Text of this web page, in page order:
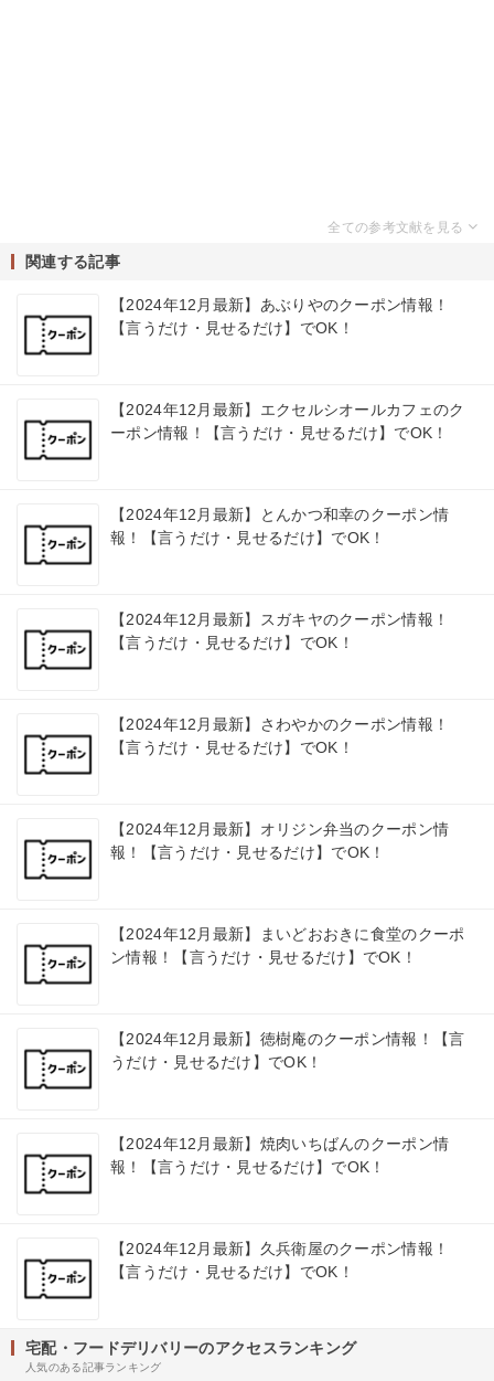
関連する記事
【2024年12月最新】あぶりやのクーポン情報！
【言うだけ・見せるだけ】でOK！
【2024年12月最新】エクセルシオールカフェのク
ーポン情報！【言うだけ・見せるだけ】でOK！
【2024年12月最新】とんかつ和幸のクーポン情
報！【言うだけ・見せるだけ】でOK！
【2024年12月最新】スガキヤのクーポン情報！
【言うだけ・見せるだけ】でOK！
【2024年12月最新】さわやかのクーポン情報！
【言うだけ・見せるだけ】でOK！
【2024年12月最新】オリジン弁当のクーポン情
報！【言うだけ・見せるだけ】でOK！
【2024年12月最新】まいどおおきに食堂のクーポ
ン情報！【言うだけ・見せるだけ】でOK！
【2024年12月最新】徳樹庵のクーポン情報！【言
うだけ・見せるだけ】でOK！
【2024年12月最新】焼肉いちばんのクーポン情
報！【言うだけ・見せるだけ】でOK！
【2024年12月最新】久兵衛屋のクーポン情報！
【言うだけ・見せるだけ】でOK！
宅配・フードデリバリーのアクセスランキング
人気のある記事ランキング